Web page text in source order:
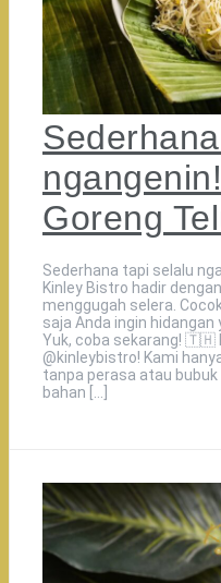
Goreng
Sederhana tapi selalu
Kinley Bistro hadir
menggugah selera.
saja Anda ingin
Yuk, coba sekarang! 🇹🇭
@kinleybistro! Kami
tanpa perasa atau
bahan […]